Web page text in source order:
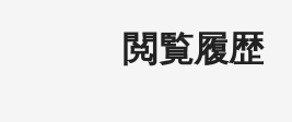
閲覧履歴